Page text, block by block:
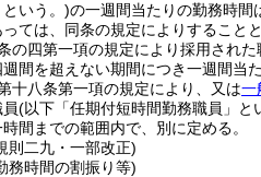
いう。)の一週間当たりの勤務時間
っては、同条の規定によりすること
の四第一項の規定により採用された
間を超えない期間につき一週間当
十八条第一項の規定により、又は一
(以下「任期付短時間勤務職員」と
間までの範囲内で、別に定める。
則二九・一部改正)
務時間の割振り等)